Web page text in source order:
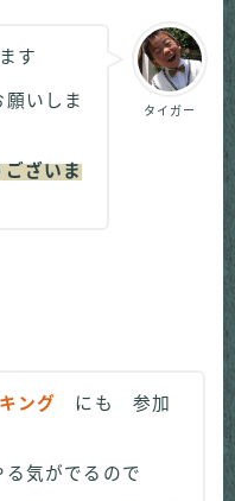
タイガー
す
いしま
ざいま
ング
にも 参加
気がでるので